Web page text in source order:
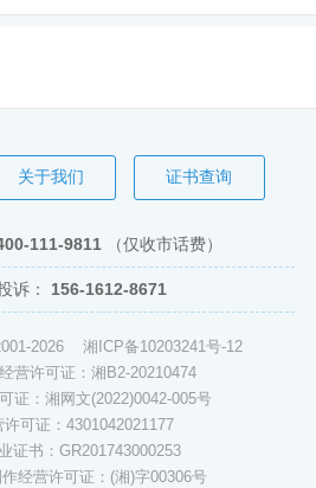
关于我们 证书查询
111-9811 （仅收市话费）
诉： 156-1612-8671
2026 湘ICP备10203241号-12
营许可证：湘B2-20210474
证：湘网文(2022)0042-005号
许可证：4301042021177
证书：GR201743000253
经营许可证：(湘)字00306号